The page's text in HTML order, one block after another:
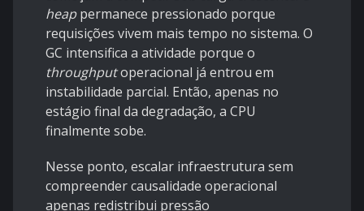
heappermanece pressionado porque
requisições vivem mais tempo no sistema. O
GC intensifica a atividade porque o
throughputoperacional já entrou em
instabilidade parcial. Então, apenas no
estágio final da degradação, a CPU
finalmente sobe.
Nesse ponto, escalar infraestrutura sem
compreender causalidade operacional
apenas redistribui pressão